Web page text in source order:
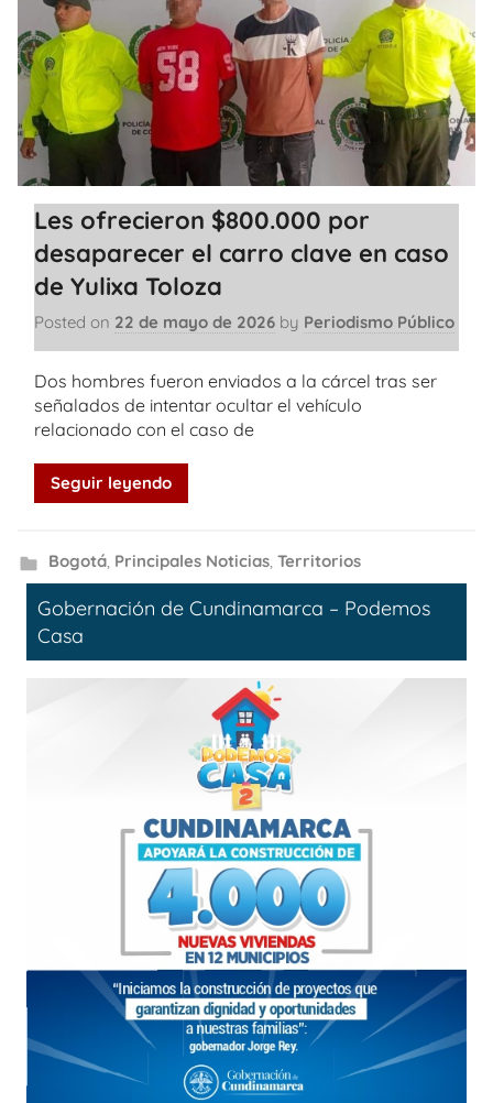
Les ofrecieron $800.000 por
desaparecer el carro clave en caso
de Yulixa Toloza
Posted on 22 de mayo de 2026 by Periodismo Público
Dos hombres fueron enviados a la cárcel tras ser
señalados de intentar ocultar el vehículo
relacionado con el caso de
Seguir leyendo
Bogotá, Principales Noticias, Territorios
Gobernación de Cundinamarca – Podemos
Casa